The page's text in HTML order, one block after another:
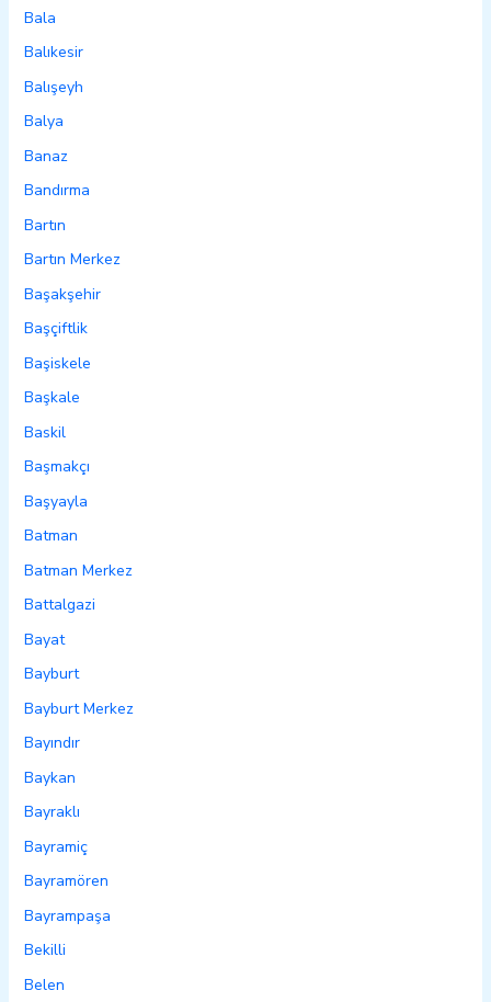
Bala
Balıkesir
Balışeyh
Balya
Banaz
Bandırma
Bartın
Bartın Merkez
Başakşehir
Başçiftlik
Başiskele
Başkale
Baskil
Başmakçı
Başyayla
Batman
Batman Merkez
Battalgazi
Bayat
Bayburt
Bayburt Merkez
Bayındır
Baykan
Bayraklı
Bayramiç
Bayramören
Bayrampaşa
Bekilli
Belen